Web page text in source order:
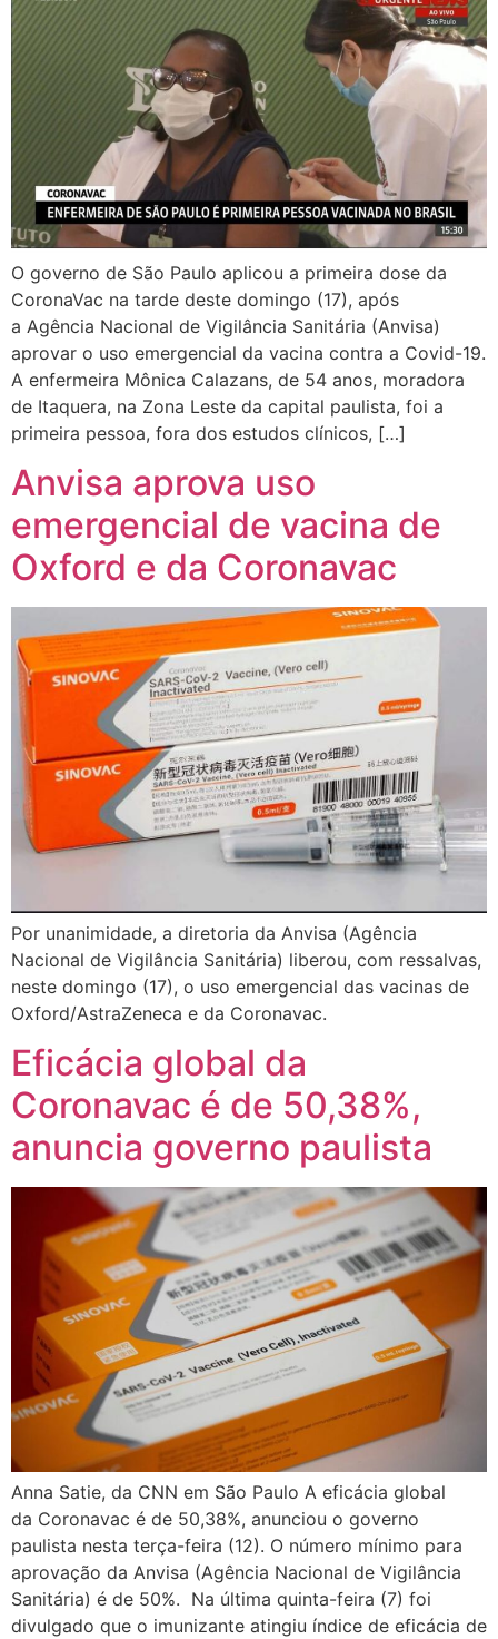
O governo de São Paulo aplicou a primeira dose da
CoronaVac na tarde deste domingo (17), após
a Agência Nacional de Vigilância Sanitária (Anvisa)
aprovar o uso emergencial da vacina contra a Covid-19.
A enfermeira Mônica Calazans, de 54 anos, moradora
de Itaquera, na Zona Leste da capital paulista, foi a
primeira pessoa, fora dos estudos clínicos, […]
Anvisa aprova uso
emergencial de vacina de
Oxford e da Coronavac
Por unanimidade, a diretoria da Anvisa (Agência
Nacional de Vigilância Sanitária) liberou, com ressalvas,
neste domingo (17), o uso emergencial das vacinas de
Oxford/AstraZeneca e da Coronavac.
Eficácia global da
Coronavac é de 50,38%,
anuncia governo paulista
Anna Satie, da CNN em São Paulo A eficácia global
da Coronavac é de 50,38%, anunciou o governo
paulista nesta terça-feira (12). O número mínimo para
aprovação da Anvisa (Agência Nacional de Vigilância
Sanitária) é de 50%. Na última quinta-feira (7) foi
divulgado que o imunizante atingiu índice de eficácia de